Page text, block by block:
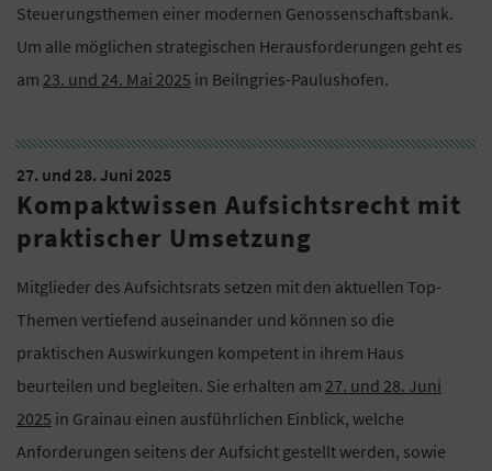
Steuerungsthemen einer modernen Genossenschaftsbank.
Um alle möglichen strategischen Herausforderungen geht es
am 23. und 24. Mai 2025 in Beilngries-Paulushofen.
27. und 28. Juni 2025
Kompaktwissen Aufsichtsrecht mit
praktischer Umsetzung
Mitglieder des Aufsichtsrats setzen mit den aktuellen Top-
Themen vertiefend auseinander und können so die
praktischen Auswirkungen kompetent in ihrem Haus
beurteilen und begleiten. Sie erhalten am 27. und 28. Juni
2025 in Grainau einen ausführlichen Einblick, welche
Anforderungen seitens der Aufsicht gestellt werden, sowie